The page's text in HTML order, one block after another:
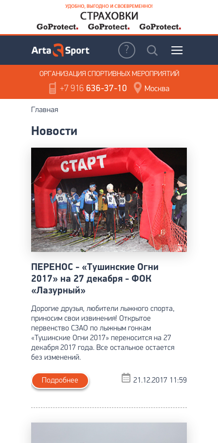
ОРГАНИЗАЦИЯ СПОРТИВНЫХ МЕРОПРИЯТИЙ
+7 916636-37-10 Москва
Главная
Новости
ПЕРЕНОС - «Тушинские Огни
2017» на 27 декабря - ФОК
«Лазурный»
Дорогие друзья, любители лыжного спорта,
приносим свои извинения! Открытое
первенство СЗАО по лыжным гонкам
«Тушинские Огни 2017» переносится на 27
декабря 2017 года. Все остальное остается
без изменений.
Подробнее 21.12.2017 11:59